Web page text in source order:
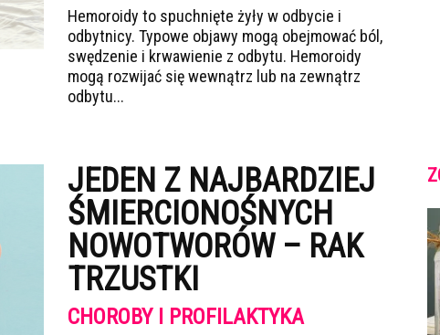
Hemoroidy to spuchnięte żyły w odbycie i
odbytnicy. Typowe objawy mogą obejmować ból,
swędzenie i krwawienie z odbytu. Hemoroidy
mogą rozwijać się wewnątrz lub na zewnątrz
odbytu...
JEDEN Z NAJBARDZIEJ
ŚMIERCIONOŚNYCH
NOWOTWORÓW – RAK
TRZUSTKI
CHOROBY I PROFILAKTYKA